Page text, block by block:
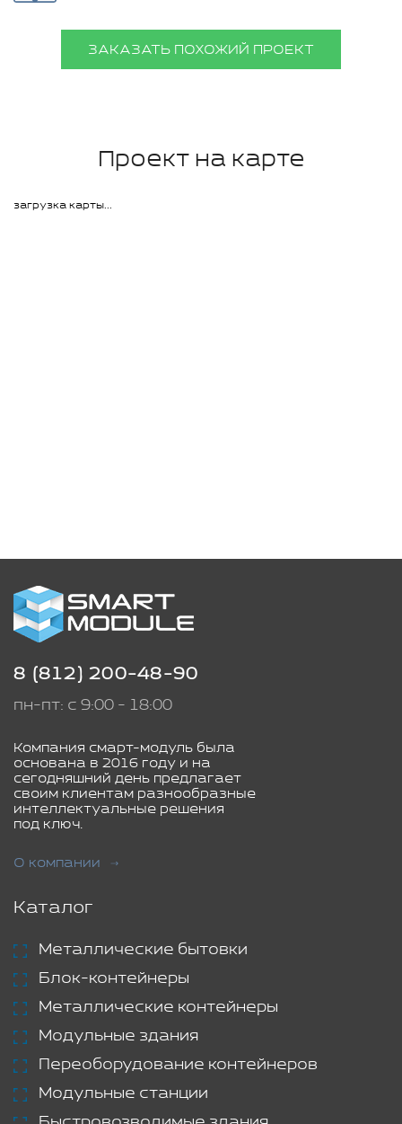
ЗАКАЗАТЬ ПОХОЖИЙ ПРОЕКТ
Проект на карте
загрузка карты...
8 (812) 200-48-90
пн-пт: с 9:00 - 18:00
Компания смарт-модуль была
основана в 2016 году и на
сегодняшний день предлагает
своим клиентам разнообразные
интеллектуальные решения
под ключ.
О компании
Каталог
Металлические бытовки
Блок-контейнеры
Металлические контейнеры
Модульные здания
Переоборудование контейнеров
Модульные станции